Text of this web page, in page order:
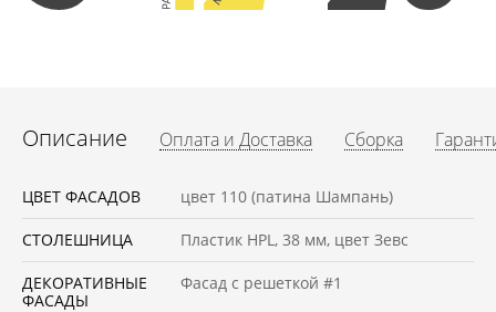
Описание Оплата и Доставка Сборка
ЦВЕТ ФАСАДОВ цвет 110 (патина Шампань)
СТОЛЕШНИЦА Пластик HPL, 38 мм, цвет Зевс
ДЕКОРАТИВНЫЕ
ФАСАДЫ
Фасад с решеткой #1